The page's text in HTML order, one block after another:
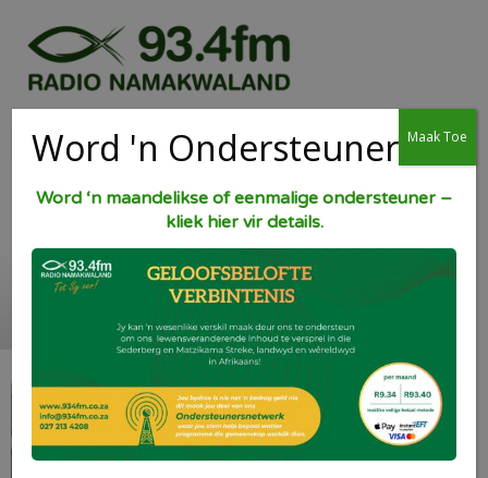
Gemmerbier
Word 'n Ondersteuner
Word ‘n maandelikse of eenmalige ondersteuner –
kliek hier vir details.
Maak Toe